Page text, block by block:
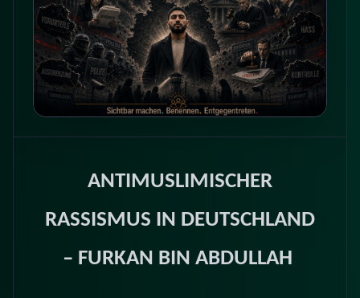
ANTIMUSLIMISCHER
RASSISMUS IN DEUTSCHLAND
– FURKAN BIN ABDULLAH